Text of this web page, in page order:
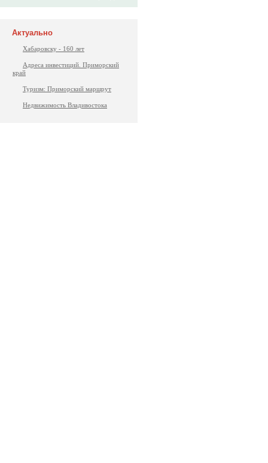
Актуально
Хабаровску - 160 лет
Адреса инвестиций. Приморский
край
Туризм: Приморский маршрут
Недвижимость Владивостока